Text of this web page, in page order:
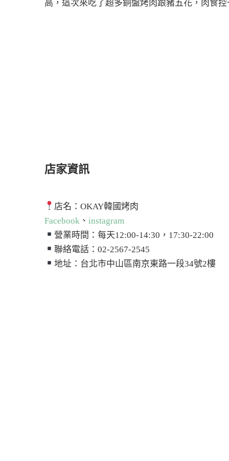
高，這次來吃了超多銅盤烤肉跟豬五花，肉食
店家資訊
店名：OKAY韓國烤肉
Facebook 、 instagram
營業時間：每天12:00-14:30，17:30-22:00
聯絡電話：02-2567-2545
地址：台北市中山區南京東路一段34號2樓